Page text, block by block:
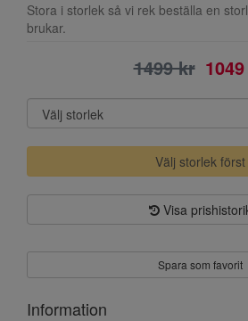
Stora i storlek så vi rek beställa en
brukar.
1499 kr
Välj storlek först
Visa
Spara som favorit
Information